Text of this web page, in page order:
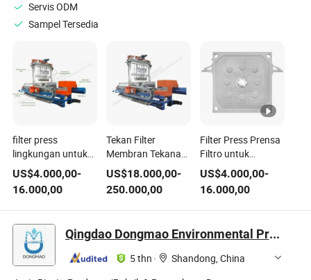
Servis ODM
Sampel Tersedia
filter press
lingkungan untuk
pengolahan air
limbah dan
dewatering lumpur
US$4.000,00-
16.000,00
Tekan Filter
Membran Tekanan
Tinggi untuk
Pengolahan Air
Limbah
Pengeringan
Pabrikan/ODM/
US$18.000,00-
250.000,00
Filter Press Prensa
Filtro untuk
Pengolahan Air
Limbah dan Filtrasi
Pengeringan
Lumpur
US$4.000,00-
16.000,00
Qingdao Dongmao Environmental Protection Equipment Co., Ltd.
5 thn ·
Shandong, China